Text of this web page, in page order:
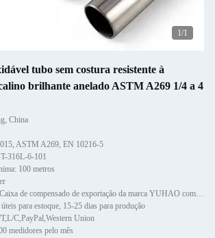
1/1
tubo sem costura resistente à
brilhante anelado ASTM A269 1/4 a 4
China
ASTM A269, EN 10216-5
316L-6-101
100 metros
Detalhes da embalagem: Caixa de compensado de exportação da marca YUHAO com amortecimento interno de espuma, embalagem à pr
para estoque, 15-25 dias para produção
C,PayPal,Western Union
medidores pelo mês